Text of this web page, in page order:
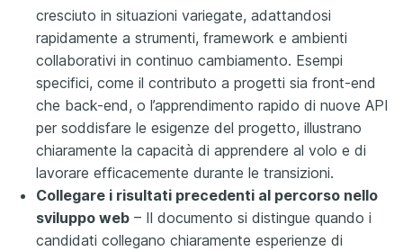
cresciuto in situazioni variegate, adattandosi
rapidamente a strumenti, framework e ambienti
collaborativi in continuo cambiamento. Esempi
specifici, come il contributo a progetti sia front-end
che back-end, o l’apprendimento rapido di nuove API
per soddisfare le esigenze del progetto, illustrano
chiaramente la capacità di apprendere al volo e di
lavorare efficacemente durante le transizioni.
Collegare i risultati precedenti al percorso nello
sviluppo web – Il documento si distingue quando i
candidati collegano chiaramente esperienze di